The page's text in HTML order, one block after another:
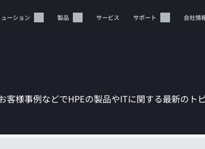
ーション 製品 サービス サポート 会社情
は空です
様事例などでHPEの製品やITに関する最新のト